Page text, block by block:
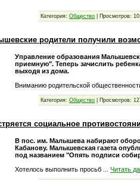
Категория: Общество Просмотров:
родители получили
Управление образования
приемную". Теперь зачислить
выходя из дома.
Вниманию родительской
Категория: Общество Просмотров:
социальное
В пос. им. Малышева набирают
Кабанову. Малышевская газета
под названием "Опять подписи
Хотелось выполнить просьб
...Читать